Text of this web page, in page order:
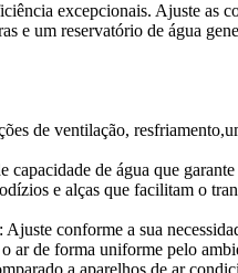
excepcionais. Ajuste as
e um reservatório de água
de ventilação,
de água que
e alças que facilitam o
conforme a sua
ar de forma uniforme pelo